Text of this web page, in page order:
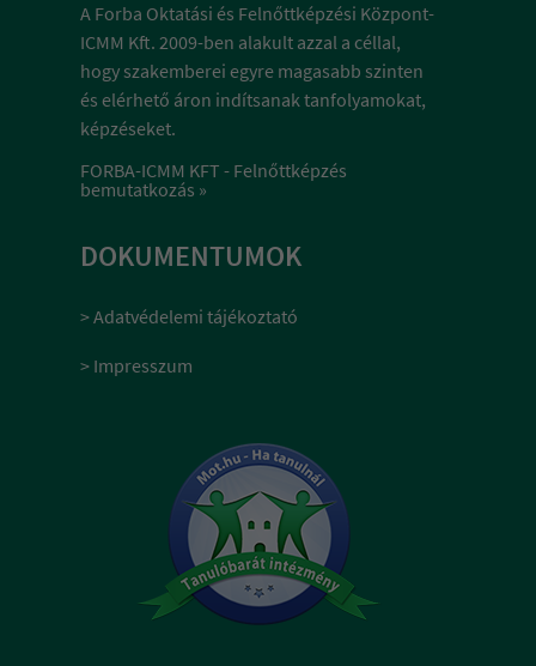
A Forba Oktatási és Felnőttképzési Központ-
ICMM Kft. 2009-ben alakult azzal a céllal,
hogy szakemberei egyre magasabb szinten
és elérhető áron indítsanak tanfolyamokat,
képzéseket.
FORBA-ICMM KFT - Felnőttképzés
bemutatkozás »
DOKUMENTUMOK
> Adatvédelemi tájékoztató
> Impresszum